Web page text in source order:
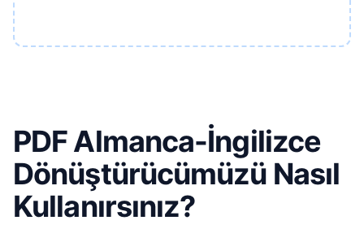
PDF Almanca-İngilizce
Dönüştürücümüzü Nasıl
Kullanırsınız?